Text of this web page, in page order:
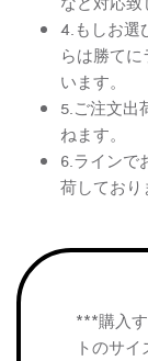
4.もしお選
らは勝て
います。
5.ご注文出
ねます。
6.ラインで
荷しており
***購入
トのサイ